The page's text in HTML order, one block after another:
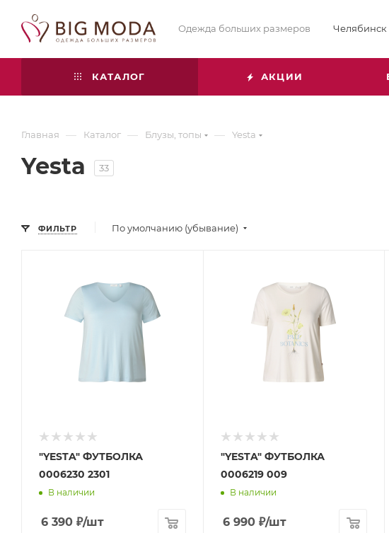
Одежда больших размеров Челябинск
КАТАЛОГ АКЦИИ
Главная — Каталог — Блузы, топы — Yesta
Yesta 33
ФИЛЬТР По умолчанию (убывание)
"YESTA" ФУТБОЛКА
0006230 2301
В наличии
6 390 ₽/шт
"YESTA" ФУТБОЛКА
0006219 009
В наличии
6 990₽/шт